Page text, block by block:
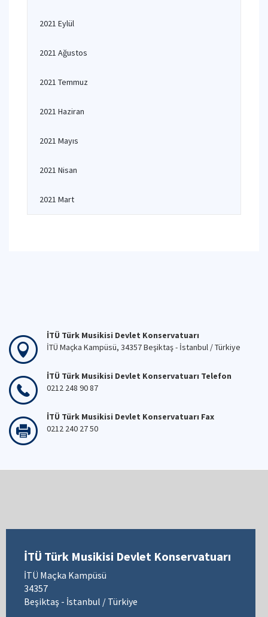
2021 Eylül
2021 Ağustos
2021 Temmuz
2021 Haziran
2021 Mayıs
2021 Nisan
2021 Mart
İTÜ Türk Musikisi Devlet Konservatuarı
İTÜ Maçka Kampüsü, 34357 Beşiktaş - İstanbul / Türkiye
İTÜ Türk Musikisi Devlet Konservatuarı Telefon
0212 248 90 87
İTÜ Türk Musikisi Devlet Konservatuarı Fax
0212 240 27 50
İTÜ Türk Musikisi Devlet Konservatuarı
İTÜ Maçka Kampüsü
34357
Beşiktaş - İstanbul / Türkiye